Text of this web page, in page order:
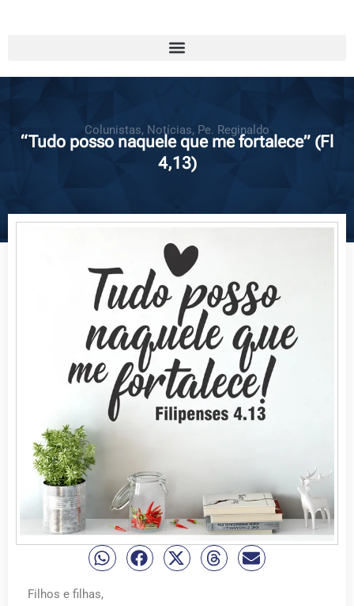
Colunistas, Notícias, Pe. Reginaldo
“Tudo posso naquele que me fortalece” (Fl
4,13)
Filhos e filhas,